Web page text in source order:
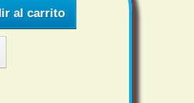
al carrito